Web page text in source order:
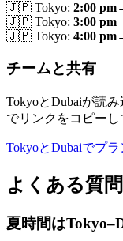
🇯🇵 Tokyo: 2:00 pm
🇯🇵 Tokyo: 3:00 pm
🇯🇵 Tokyo: 4:00 pm
チームと共有
TokyoとDubaiが読
でリンクをコピーし
TokyoとDubaiでプ
よくある質問
夏時間は